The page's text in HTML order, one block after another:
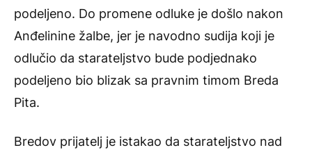
podeljeno. Do promene odluke je došlo nakon
Anđelinine žalbe, jer je navodno sudija koji je
odlučio da starateljstvo bude podjednako
podeljeno bio blizak sa pravnim timom Breda
Pita.
Bredov prijatelj je istakao da starateljstvo nad